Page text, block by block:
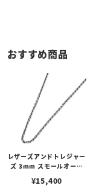
おすすめ商品
レザーズアンドトレジャー
ズ 3mm スモールオーバ
ブスタークラスプ＆LTロ
¥15,400